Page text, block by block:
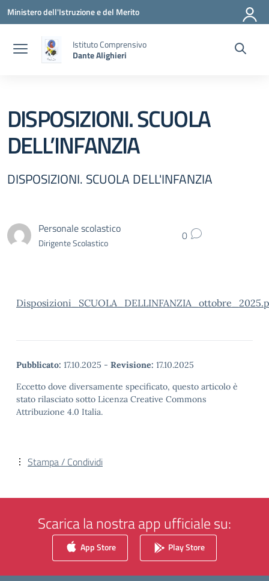
Vai ai contenuti
Vai al menu di navigazione
Vai al footer
Ministero dell'Istruzione e del Merito
Istituto Comprensivo
Dante Alighieri
DISPOSIZIONI. SCUOLA
DELL’INFANZIA
DISPOSIZIONI. SCUOLA DELL'INFANZIA
Personale scolastico
Dirigente Scolastico 0
Pubblicato: 17.10.2025 - Revisione: 17.10.2025
Eccetto dove diversamente specificato, questo articolo è
stato rilasciato sotto Licenza Creative Commons
Attribuzione 4.0 Italia.
Stampa / Condividi
Scarica la nostra app ufficiale su:
App Store Play Store